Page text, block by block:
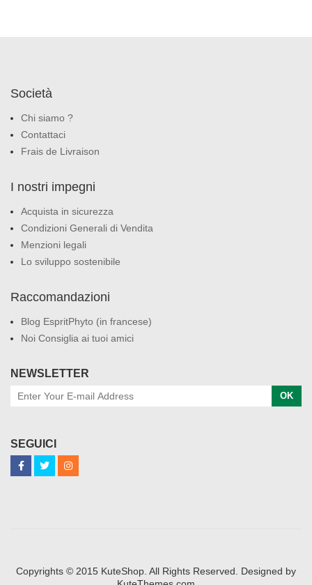
Società
Chi siamo ?
Contattaci
Frais de Livraison
I nostri impegni
Acquista in sicurezza
Condizioni Generali di Vendita
Menzioni legali
Lo sviluppo sostenibile
Raccomandazioni
Blog EspritPhyto (in francese)
Noi Consiglia ai tuoi amici
NEWSLETTER
OK
SEGUICI
Copyrights © 2015 KuteShop. All Rights Reserved. Designed by